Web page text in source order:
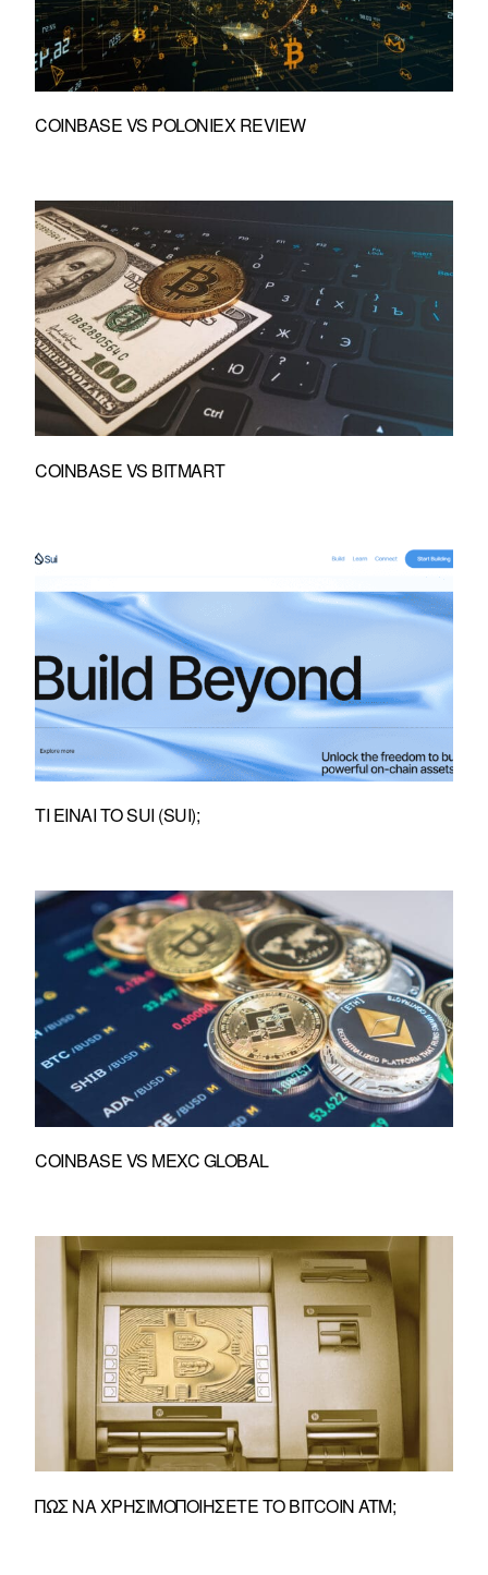
COINBASE VS POLONIEX REVIEW
COINBASE VS BITMART
ΤΙ ΕΊΝΑΙ ΤΟ SUI (SUI);
COINBASE VS MEXC GLOBAL
ΠΏΣ ΝΑ ΧΡΗΣΙΜΟΠΟΙΉΣΕΤΕ ΤΟ BITCOIN ATM;